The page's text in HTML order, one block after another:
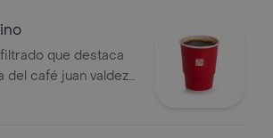
que destaca
del café juan valdez,
clavos y canela.